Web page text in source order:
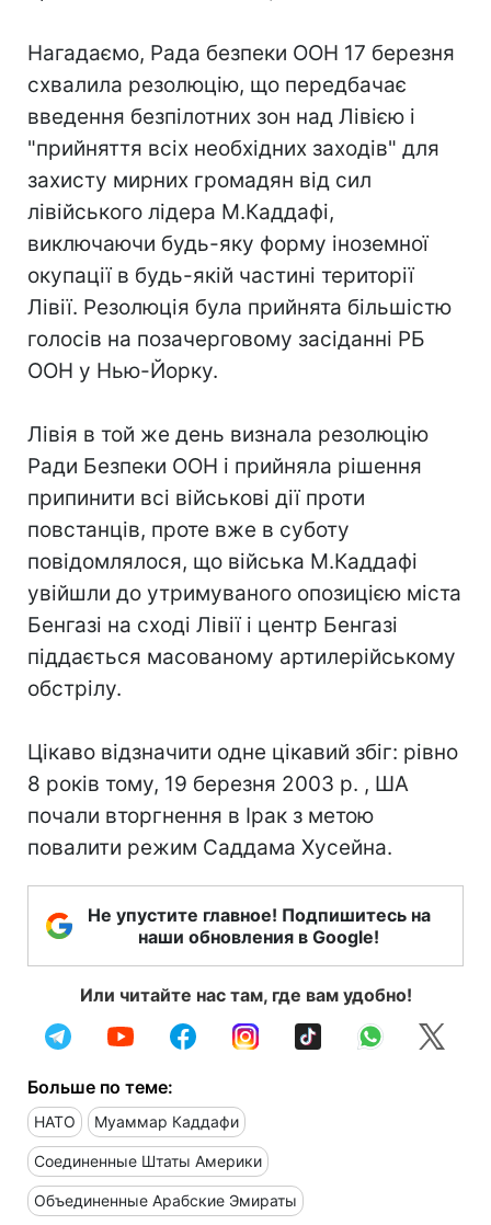
Нагадаємо, Рада безпеки ООН 17 березня
схвалила резолюцію, що передбачає
введення безпілотних зон над Лівією і
"прийняття всіх необхідних заходів" для
захисту мирних громадян від сил
лівійського лідера М.Каддафі,
виключаючи будь-яку форму іноземної
окупації в будь-якій частині території
Лівії. Резолюція була прийнята більшістю
голосів на позачерговому засіданні РБ
ООН у Нью-Йорку.
Лівія в той же день визнала резолюцію
Ради Безпеки ООН і прийняла рішення
припинити всі військові дії проти
повстанців, проте вже в суботу
повідомлялося, що війська М.Каддафі
увійшли до утримуваного опозицією міста
Бенгазі на сході Лівії і центр Бенгазі
піддається масованому артилерійському
обстрілу.
Цікаво відзначити одне цікавий збіг: рівно
8 років тому, 19 березня 2003 р. , ША
почали вторгнення в Ірак з метою
повалити режим Саддама Хусейна.
Не упустите главное! Подпишитесь на
наши обновления в Google!
Или читайте нас там, где вам удобно!
Больше по теме:
НАТО Муаммар Каддафи
Соединенные Штаты Америки
Объединенные Арабские Эмираты